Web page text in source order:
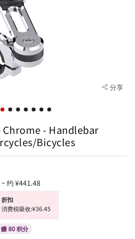
分享
- Handlebar
Bicycles
~ 约 ¥441.48
折扣
消费税吸收:¥36.45
赚 80 积分